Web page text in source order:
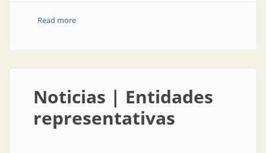
Read moreabout CADIEEL expresa su preocupación por las
Noticias | Entidades
representativas